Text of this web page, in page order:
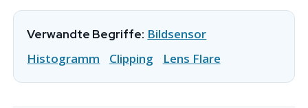
Verwandte Begriffe: Bildsensor
Histogramm
Clipping Lens Flare